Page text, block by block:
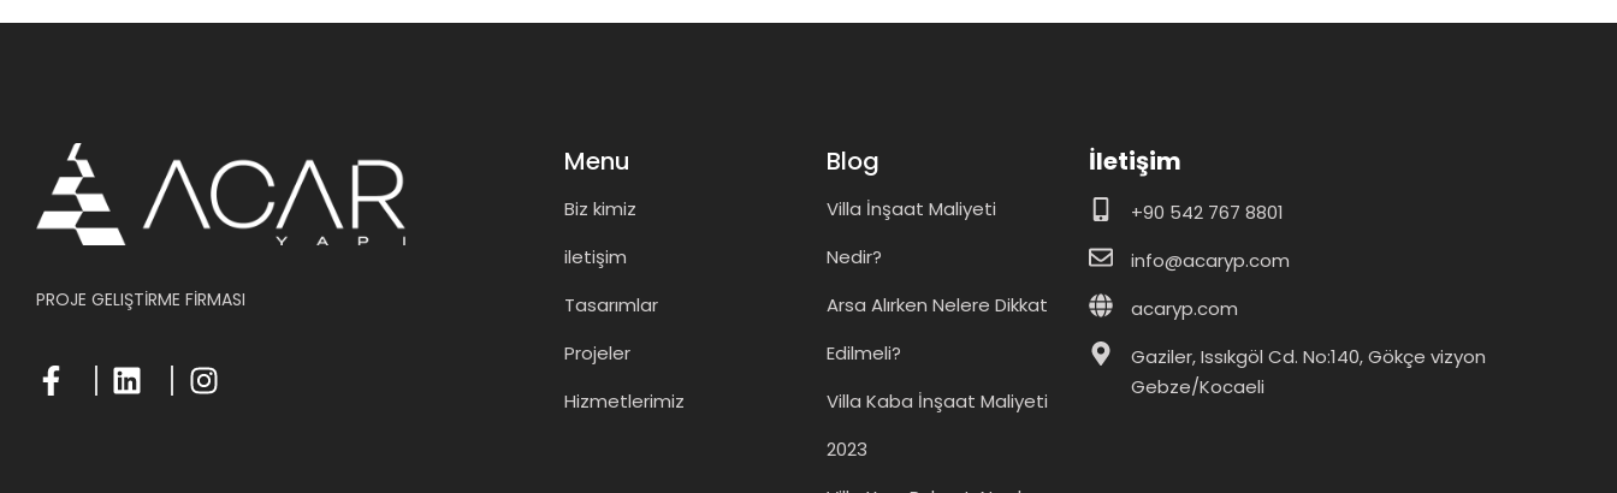
PROJE GELIŞTİRME FİRMASI
Menu
Biz kimiz
iletişim
Tasarımlar
Projeler
Hizmetlerimiz
Blog
Villa İnşaat Maliyeti
Nedir?
Arsa Alırken Nelere Dikkat
Edilmeli?
Villa Kaba İnşaat Maliyeti
2023
İletişim
+90 542 767 8801
info@acaryp.com
acaryp.com
Gaziler, Issıkgöl Cd. No:140, Gökçe vizyon
Gebze/Kocaeli